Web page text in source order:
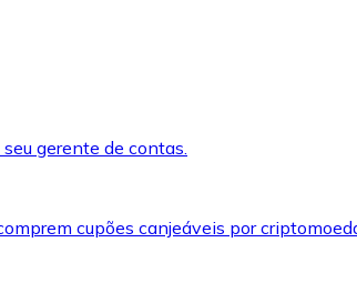
gerente de contas.
cupões canjeáveis por